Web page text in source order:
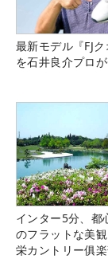
最新モデル『FJク
を石井良介プロ
インター5分、都
のフラットな美
栄カントリー俱